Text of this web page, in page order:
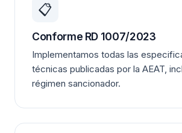
📋
Conforme RD 1007/2023
Implementamos todas las
técnicas publicadas por la AEAT,
régimen sancionador.